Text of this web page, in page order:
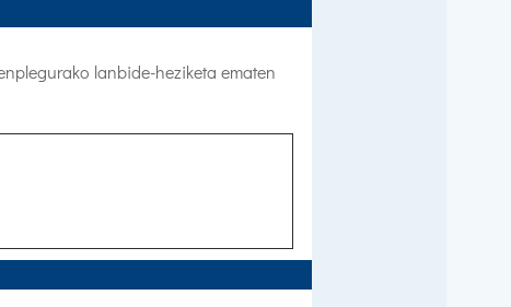
lanbide-heziketa ematen